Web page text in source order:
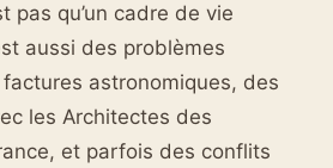
pas qu’un cadre de vie
aussi des problèmes
factures astronomiques, des
les Architectes des
et parfois des conflits